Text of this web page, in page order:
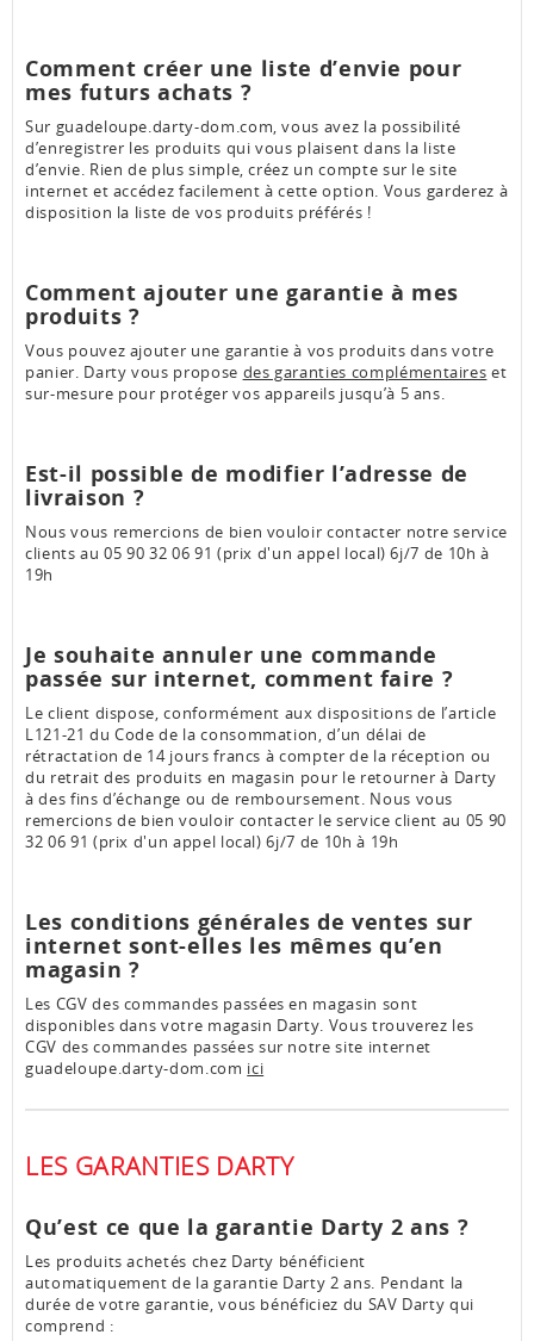
Comment créer une liste d’envie pour
mes futurs achats ?
Sur guadeloupe.darty-dom.com, vous avez la possibilité
d’enregistrer les produits qui vous plaisent dans la liste
d’envie. Rien de plus simple, créez un compte sur le site
internet et accédez facilement à cette option. Vous garderez à
disposition la liste de vos produits préférés !
Comment ajouter une garantie à mes
produits ?
Vous pouvez ajouter une garantie à vos produits dans votre
panier. Darty vous propose des garanties complémentaires et
sur-mesure pour protéger vos appareils jusqu’à 5 ans.
Est-il possible de modifier l’adresse de
livraison ?
Nous vous remercions de bien vouloir contacter notre service
clients au 05 90 32 06 91 (prix d'un appel local) 6j/7 de 10h à
19h
Je souhaite annuler une commande
passée sur internet, comment faire ?
Le client dispose, conformément aux dispositions de l’article
L121-21 du Code de la consommation, d’un délai de
rétractation de 14 jours francs à compter de la réception ou
du retrait des produits en magasin pour le retourner à Darty
à des fins d’échange ou de remboursement. Nous vous
remercions de bien vouloir contacter le service client au 05 90
32 06 91 (prix d'un appel local) 6j/7 de 10h à 19h
Les conditions générales de ventes sur
internet sont-elles les mêmes qu’en
magasin ?
Les CGV des commandes passées en magasin sont
disponibles dans votre magasin Darty. Vous trouverez les
CGV des commandes passées sur notre site internet
guadeloupe.darty-dom.com ici
LES GARANTIES DARTY
Qu’est ce que la garantie Darty 2 ans ?
Les produits achetés chez Darty bénéficient
automatiquement de la garantie Darty 2 ans. Pendant la
durée de votre garantie, vous bénéficiez du SAV Darty qui
comprend :